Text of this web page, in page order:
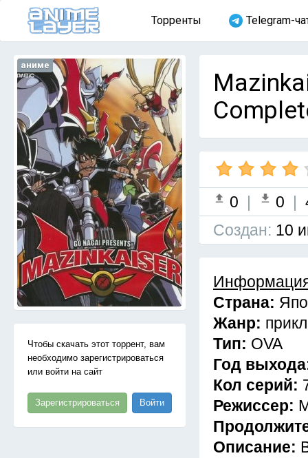
Торренты Telegram-
аниме
Чтобы скачать этот торрент, вам
необходимо зарегистрироваться
или войти на сайт
Зарегистрироваться Войти
0 | 0 |
Cоздан: 10
Страна:
Жанр:
Тип: OVA
Год
Кол серий:
Режиссер:
Описание: